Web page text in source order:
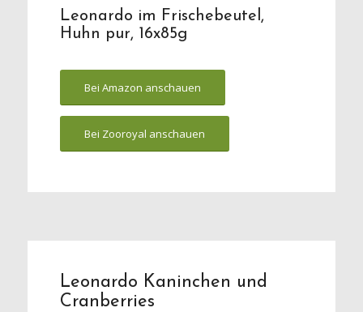
Leonardo im Frischebeutel,
Huhn pur, 16x85g
Bei Amazon anschauen
Bei Zooroyal anschauen
Leonardo Kaninchen und
Cranberries